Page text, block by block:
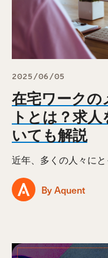
2025/06/05
在宅ワークの
トとは？求
いても解説
By Aquent